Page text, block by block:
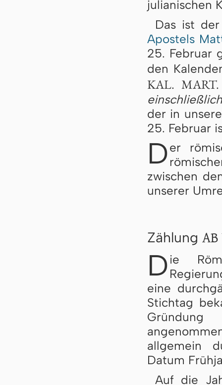
julianischen
Das ist
Apostels
25. Februar
den
KAL. MART.
der in
25. Februar
Der
zwischen
unserer
Zählung AB
D ie
eine
Stichtag
allgemein
Datum
Auf die